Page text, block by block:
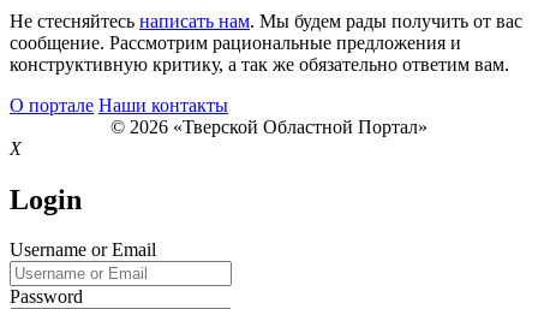
Не стесняйтесь написать нам. Мы будем рады получить от вас
сообщение. Рассмотрим рациональные предложения и
конструктивную критику, а так же обязательно ответим вам.
О портале Наши контакты
© 2026 «Тверской Областной Портал»
X
Login
Username or Email
Password